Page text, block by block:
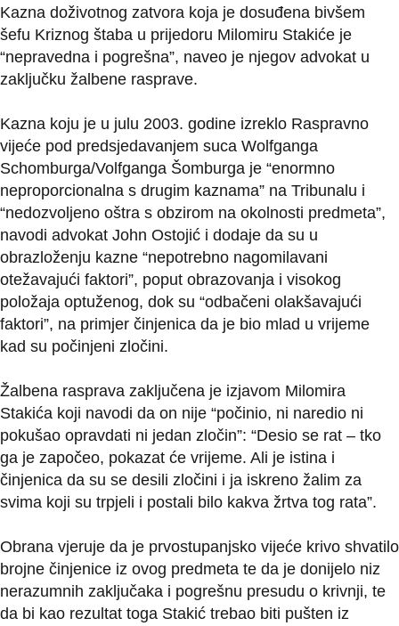
Kazna doživotnog zatvora koja je dosuđena bivšem
šefu Kriznog štaba u prijedoru Milomiru Stakiće je
“nepravedna i pogrešna”, naveo je njegov advokat u
zaključku žalbene rasprave.
Kazna koju je u julu 2003. godine izreklo Raspravno
vijeće pod predsjedavanjem suca Wolfganga
Schomburga/Volfganga Šomburga je “enormno
neproporcionalna s drugim kaznama” na Tribunalu i
“nedozvoljeno oštra s obzirom na okolnosti predmeta”,
navodi advokat John Ostojić i dodaje da su u
obrazloženju kazne “nepotrebno nagomilavani
otežavajući faktori”, poput obrazovanja i visokog
položaja optuženog, dok su “odbačeni olakšavajući
faktori”, na primjer činjenica da je bio mlad u vrijeme
kad su počinjeni zločini.
Žalbena rasprava zaključena je izjavom Milomira
Stakića koji navodi da on nije “počinio, ni naredio ni
pokušao opravdati ni jedan zločin”: “Desio se rat – tko
ga je započeo, pokazat će vrijeme. Ali je istina i
činjenica da su se desili zločini i ja iskreno žalim za
svima koji su trpjeli i postali bilo kakva žrtva tog rata”.
Obrana vjeruje da je prvostupanjsko vijeće krivo shvatilo
brojne činjenice iz ovog predmeta te da je donijelo niz
nerazumnih zaključaka i pogrešnu presudu o krivnji, te
da bi kao rezultat toga Stakić trebao biti pušten iz